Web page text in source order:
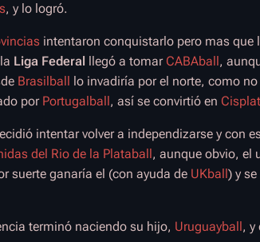
, y lo logró.
intentaron conquistarlo pero mas que
Liga Federal llegó a tomar CABAball,
Brasilball lo invadiría por el norte, como
por Portugalball, así se convirtió en
intentar volver a independizarse y con
del Rio de la Plataball, aunque obvio, el
suerte ganaría el (con ayuda de UKball) y se
terminó naciendo su hijo, Uruguayball, y